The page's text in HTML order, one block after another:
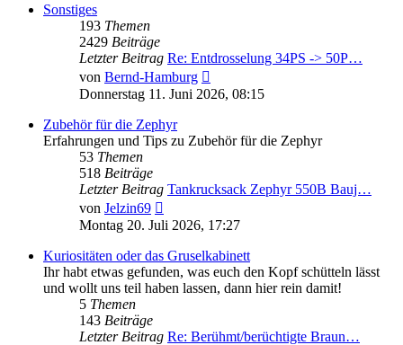
Sonstiges
193 Themen
2429 Beiträge
Letzter Beitrag Re: Entdrosselung 34PS -> 50P…
von Bernd-Hamburg
Beitrag
Donnerstag 11. Juni 2026, 08:15
Zubehör für die Zephyr
Erfahrungen und Tips zu Zubehör für die Zephyr
53 Themen
518 Beiträge
Letzter Beitrag Tankrucksack Zephyr 550B Bauj…
von Jelzin69
Beitrag
Montag 20. Juli 2026, 17:27
Kuriositäten oder das Gruselkabinett
Ihr habt etwas gefunden, was euch den Kopf schütteln lässt
und wollt uns teil haben lassen, dann hier rein damit!
5 Themen
143 Beiträge
Letzter Beitrag Re: Berühmt/berüchtigte Braun…